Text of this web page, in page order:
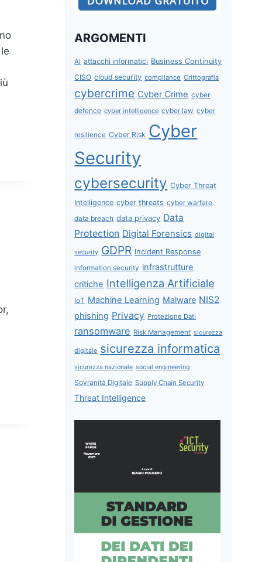
ARGOMENTI
AI attacchi informatici Business Continuity
CISO cloud security compliance Crittografia
cybercrime Cyber Crime cyber
defence cyber intelligence cyber law cyber
resilience Cyber Risk Cyber
Security
cybersecurity Cyber Threat
Intelligence cyber threats cyber warfare
data breach data privacy Data
Protection Digital Forensics digital
security GDPR Incident Response
information security infrastrutture
critiche Intelligenza Artificiale
IoT Machine Learning Malware NIS2
phishing Privacy Protezione Dati
ransomware Risk Management sicurezza
digitale sicurezza informatica
sicurezza nazionale social engineering
Sovranità Digitale Supply Chain Security
Threat Intelligence